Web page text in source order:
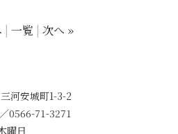
一覧 次へ »
河安城町1-3-2
0566-71-3271
曜日